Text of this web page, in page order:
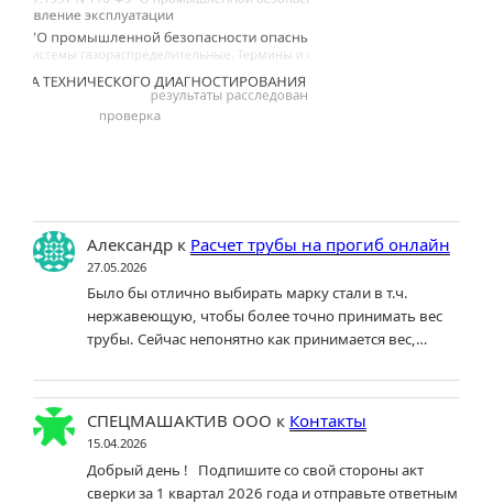
Александрк Расчет трубы на прогиб онлайн
27.05.2026
Было бы отлично выбирать марку стали в т.ч.
нержавеющую, чтобы более точно принимать вес
трубы. Сейчас непонятно как принимается вес,…
СПЕЦМАШАКТИВ ООО к Контакты
15.04.2026
Добрый день ! Подпишите со свой стороны акт
сверки за 1 квартал 2026 года и отправьте ответным